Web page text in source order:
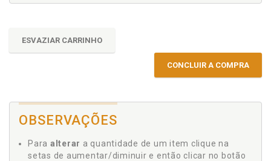
ESVAZIAR CARRINHO
CONCLUIR A COMPRA
OBSERVAÇÕES
Para alterar a quantidade de um item clique na
setas de aumentar/diminuir e então clicar no botão